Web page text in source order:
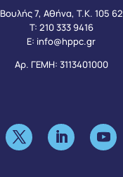
Βουλής 7, Αθήνα, Τ.Κ. 105 62
Τ: 210 333 9416
Ε: info@hppc.gr
Αρ. ΓΕΜΗ: 3113401000